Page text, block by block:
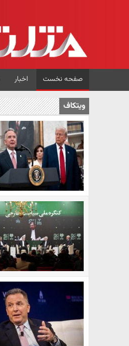
صفحه نخست اخبار
ویتکاف